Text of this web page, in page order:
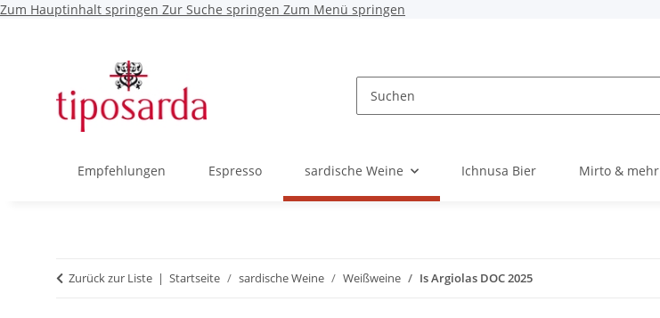
Zum Hauptinhalt springen Zur Suche springen Zum Menü springen
Empfehlungen Espresso sardische Weine Ichnusa Bier Mirto & mehr
Zurück zur Liste Startseite sardische Weine Weißweine Is Argiolas DOC 2025